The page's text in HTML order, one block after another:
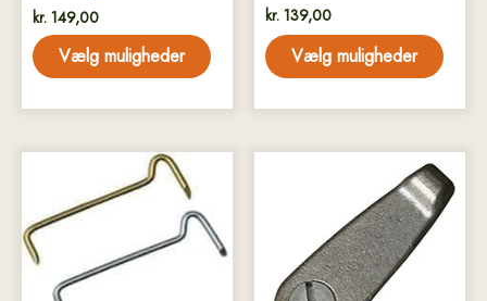
kr. 149,00
Vælg muligheder
kr. 139,00
Vælg muligheder